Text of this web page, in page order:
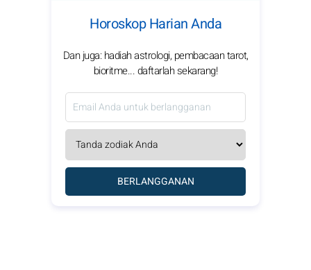
Horoskop Harian Anda
Dan juga: hadiah astrologi, pembacaan tarot,
bioritme... daftarlah sekarang!
BERLANGGANAN